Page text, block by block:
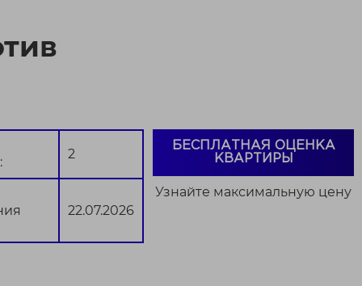
2
22.07.2026
БЕСПЛАТНАЯ ОЦЕНКА
КВАРТИРЫ
Узнайте максимальную цену